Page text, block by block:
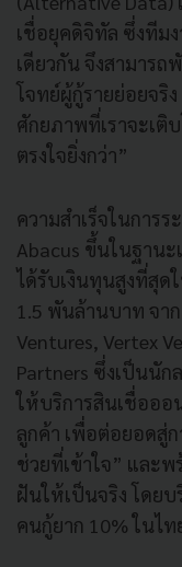
เชื่อยุคดิจิทัล ซึ่งทีม
เดียวกัน จึงสามาร
โจทย์ผู้กู้รายย่อยจริ
ศักยภาพที่เราจะเติ
ตรงใจยิ่งกว่า”
ความสำเร็จในการร
Abacus ขึ้นในฐาน
ได้รับเงินทุนสูงที่สุด
1.5 พันล้านบาท จาก
Ventures, Vertex
Partners ซึ่งเป็นนัก
ให้บริการสินเชื่อออ
ลูกค้า เพื่อต่อยอดสู่
ช่วยที่เข้าใจ” และพ
ฝันให้เป็นจริง โดย
คนกู้ยาก 10% ในไ